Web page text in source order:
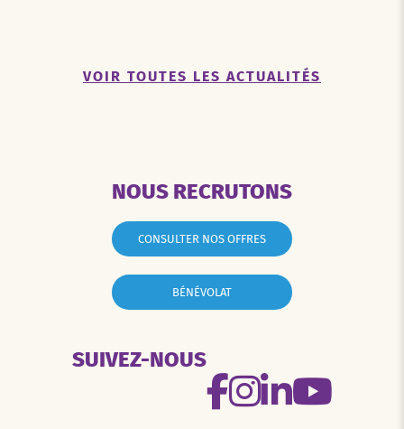
VOIR TOUTES LES ACTUALITÉS
NOUS RECRUTONS
CONSULTER NOS OFFRES
BÉNÉVOLAT
SUIVEZ-NOUS